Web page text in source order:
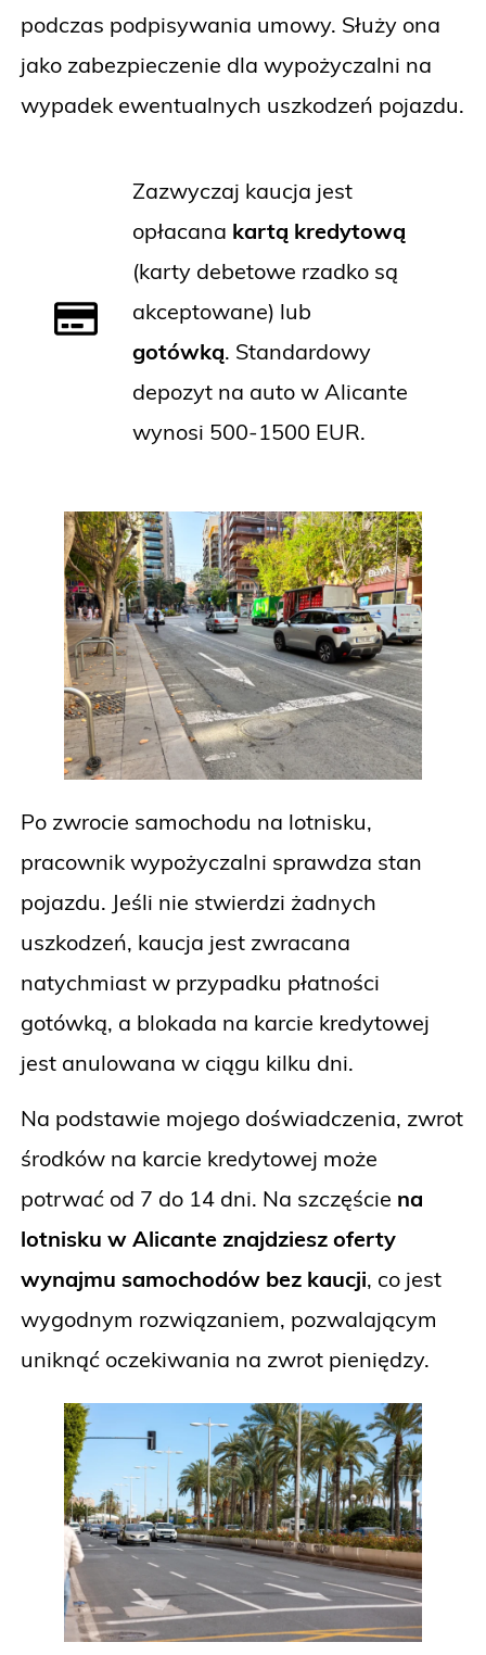
podczas podpisywania umowy. Służy ona
jako zabezpieczenie dla wypożyczalni na
wypadek ewentualnych uszkodzeń pojazdu.
Zazwyczaj kaucja jest
opłacana kartą kredytową
(karty debetowe rzadko są
akceptowane) lub
gotówką. Standardowy
depozyt na auto w Alicante
wynosi 500-1500 EUR.
Po zwrocie samochodu na lotnisku,
pracownik wypożyczalni sprawdza stan
pojazdu. Jeśli nie stwierdzi żadnych
uszkodzeń, kaucja jest zwracana
natychmiast w przypadku płatności
gotówką, a blokada na karcie kredytowej
jest anulowana w ciągu kilku dni.
Na podstawie mojego doświadczenia, zwrot
środków na karcie kredytowej może
potrwać od 7 do 14 dni. Na szczęście na
lotnisku w Alicante znajdziesz oferty
wynajmu samochodów bez kaucji, co jest
wygodnym rozwiązaniem, pozwalającym
uniknąć oczekiwania na zwrot pieniędzy.